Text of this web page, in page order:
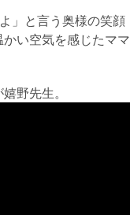
」と言う奥様の笑顔
い空気を感じたママ
野先生。